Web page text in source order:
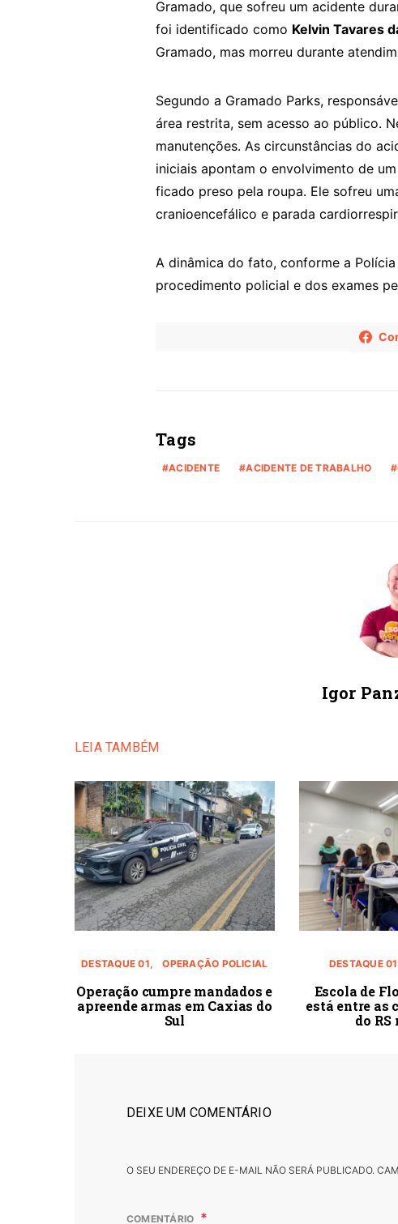
Gramado, que sofreu um acidente
foi identificado como Kelvin Tavares
Gramado, mas morreu durante
Segundo a Gramado Parks,
área restrita, sem acesso ao público.
manutenções. As circunstâncias do
iniciais apontam o envolvimento de
ficado preso pela roupa. Ele sofreu
cranioencefálico e parada
A dinâmica do fato, conforme a
procedimento policial e dos exames
Tags
ACIDENTE ACIDENTE DE TRABALHO
Igor
LEIA TAMBÉM
DESTAQUE 01 OPERAÇÃO POLICIAL
Operação cumpre mandados e
apreende armas em Caxias do
Sul
DESTAQUE 01
Escola de
está entre as
do RS
DEIXE UM COMENTÁRIO
O SEU ENDEREÇO DE E-MAIL NÃO SERÁ PUBLICADO.
COMENTÁRIO